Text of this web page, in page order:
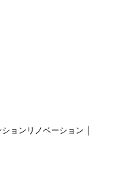
ションリノベーション